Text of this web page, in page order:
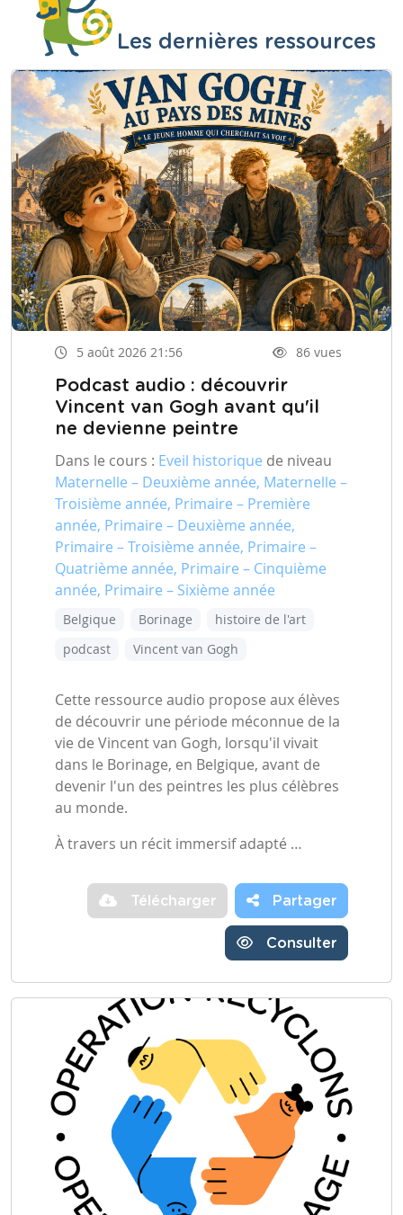
Les dernières ressources
5 août 2026 21:56 86 vues
Podcast audio : découvrir
Vincent van Gogh avant qu'il
ne devienne peintre
Dans le cours : Eveil historique de niveau
Maternelle – Deuxième année, Maternelle –
Troisième année, Primaire – Première
année, Primaire – Deuxième année,
Primaire – Troisième année, Primaire –
Quatrième année, Primaire – Cinquième
année, Primaire – Sixième année
Belgique Borinage
histoire de l'art
podcast
Vincent van Gogh
Cette ressource audio propose aux élèves
de découvrir une période méconnue de la
vie de Vincent van Gogh, lorsqu'il vivait
dans le Borinage, en Belgique, avant de
devenir l'un des peintres les plus célèbres
au monde.
À travers un récit immersif adapté …
Télécharger Partager
Consulter